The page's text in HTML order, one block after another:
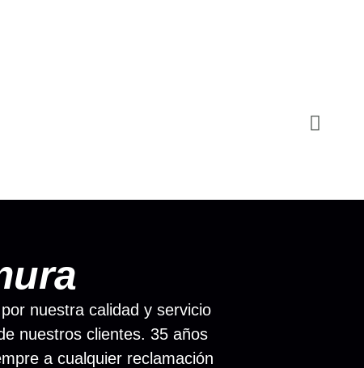
nuestra calidad y servicio
nuestros clientes. 35 años
a cualquier reclamación